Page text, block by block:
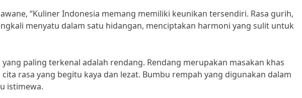
“Kuliner Indonesia memang memiliki keunikan tersendiri. Rasa gurih,
menyatu dalam satu hidangan, menciptakan harmoni yang sulit untuk
paling terkenal adalah rendang. Rendang merupakan masakan khas
rasa yang begitu kaya dan lezat. Bumbu rempah yang digunakan dalam
istimewa.